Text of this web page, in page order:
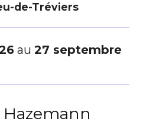
de-Tréviers
au 27 septembre